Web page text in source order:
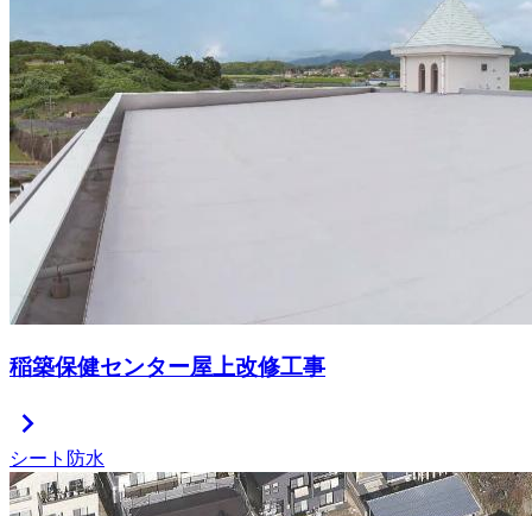
稲築保健センター屋上改修工事
chevron_right
シート防水